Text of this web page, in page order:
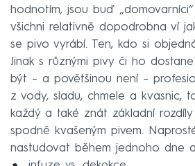
hodnotím, jsou buď
všichni relativně dopodrobna ví
se pivo vyrábí. Ten, kdo si
Jinak s různými pivy či ho
být – a povětšinou není –
z vody, sladu, chmele a kvasnic,
každý a také znát základní
spodně kvašeným pivem.
nastudovat během jednoho dne